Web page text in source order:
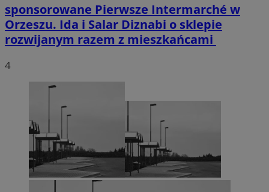
sponsorowane Pierwsze Intermarché w
Orzeszu. Ida i Salar Diznabi o sklepie
rozwijanym razem z mieszkańcami
4